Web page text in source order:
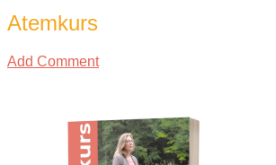
Atemkurs
Add Comment